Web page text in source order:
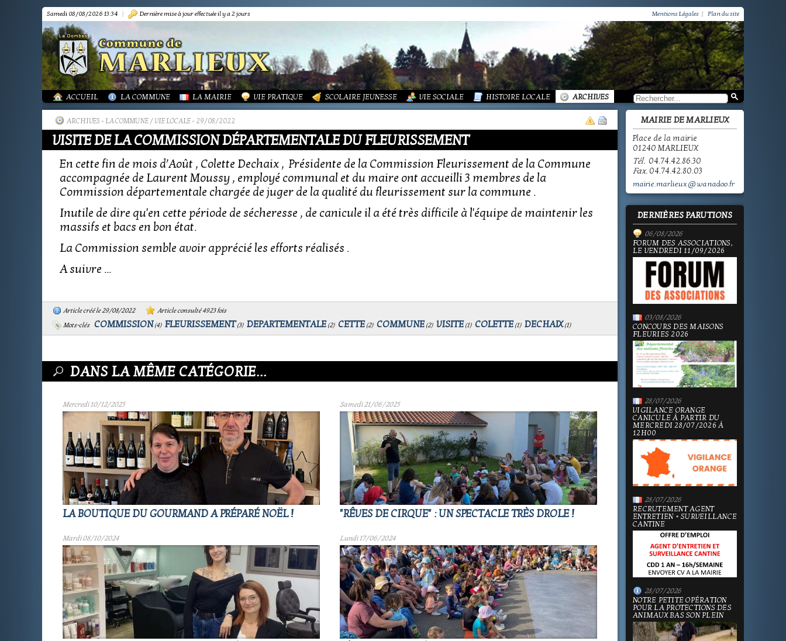
Samedi 08/08/2026 13:34 | Dernière mise à jour effectuée il y a 2 jours Mentions Légales | Plan du site
ACCUEIL LA COMMUNE LA MAIRIE VIE PRATIQUE SCOLAIRE JEUNESSE VIE SOCIALE HISTOIRE LOCALE ARCHIVES
ARCHIVES - LA COMMUNE / VIE LOCALE- 29/08/2022
VISITE DE LA COMMISSION DÉPARTEMENTALE DU FLEURISSEMENT
En cette fin de mois d’Août , Colette Dechaix , Présidente de la Commission Fleurissement de la Commune
accompagnée de Laurent Moussy , employé communal et du maire ont accueilli 3 membres de la
Commission départementale chargée de juger de la qualité du fleurissement sur la commune .
Inutile de dire qu'en cette période de sécheresse , de canicule il a été très difficile à l'équipe de maintenir les
massifs et bacs en bon état.
La Commission semble avoir apprécié les efforts réalisés .
A suivre ...
Article créé le 29/08/2022
Article consulté 4923 fois
Mots-clés
COMMISSION (4) FLEURISSEMENT(3) DEPARTEMENTALE (2) CETTE (2) COMMUNE (2) VISITE (1) COLETTE (1) DECHAIX(1)
DANS LA MÊME CATÉGORIE...
Mercredi 10/12/2025
LA BOUTIQUE DU GOURMAND A PRÉPARÉ NOËL !
Samedi 21/06/2025
"RÊVES DE CIRQUE" : UN SPECTACLE TRÈS DROLE !
Mardi 08/10/2024 Lundi 17/06/2024
MAIRIE DE MARLIEUX
Place de la mairie
01240 MARLIEUX
Tél. 04.74.42.86.30
Fax. 04.74.42.80.03
mairie.marlieux@wanadoo.fr
DERNIÈRES PARUTIONS
06/08/2026
FORUM DES ASSOCIATIONS,
LE VENDREDI 11/09/2026
03/08/2026
CONCOURS DES MAISONS
FLEURIES 2026
28/07/2026
VIGILANCE ORANGE
CANICULE À PARTIR DU
MERCREDI 28/07/2026 À
12H00
28/07/2026
RECRUTEMENT AGENT
ENTRETIEN + SURVEILLANCE
CANTINE
28/07/2026
NOTRE PETITE OPÉRATION
POUR LA PROTECTIONS DES
ANIMAUX BAS SON PLEIN
PRÉSENTATION
TOURISME-COMMERCES-ARTISANS
MARPA LE RENON
VIE LOCALE
ACTUALITÉS
BIBLIOTHÈQUE
PLAN LOCAL URBANISME (PLU)
LES ANNONCES DE LA MAIRIE
PUBLICATIONS
ORDURES MÉNAGÈRES ET ASSAINISSEMENT
ASSOCIATIONS
LA VIE DES ASSOCIATIONS
GROUPEMENT PAROISSIAL
ECOLE PUBLIQUE - INFORMATIONS
PÔLE ENFANCE
ECOLE PRIVÉE
ACTION SOCIALE
LA PETITE HISTOIRE DE MARLIEUX
PHOTOS DE MARLIEUX
SCOLAIRE JEUNESSE / INFORMATIONS
SCOLAIRE JEUNESSE / ECOLE PUBLIQUE - INFORMATIONS
SCOLAIRE JEUNESSE / PÔLE ENFANCE
SCOLAIRE JEUNESSE / ECOLE PRIVÉE
VIE SOCIALE / ACTION SOCIALE
/ ECOLE PUBLIQUE - INFORMATIONS
/ LA VIE DES ASSOCIATIONS
/ VIE LOCALE